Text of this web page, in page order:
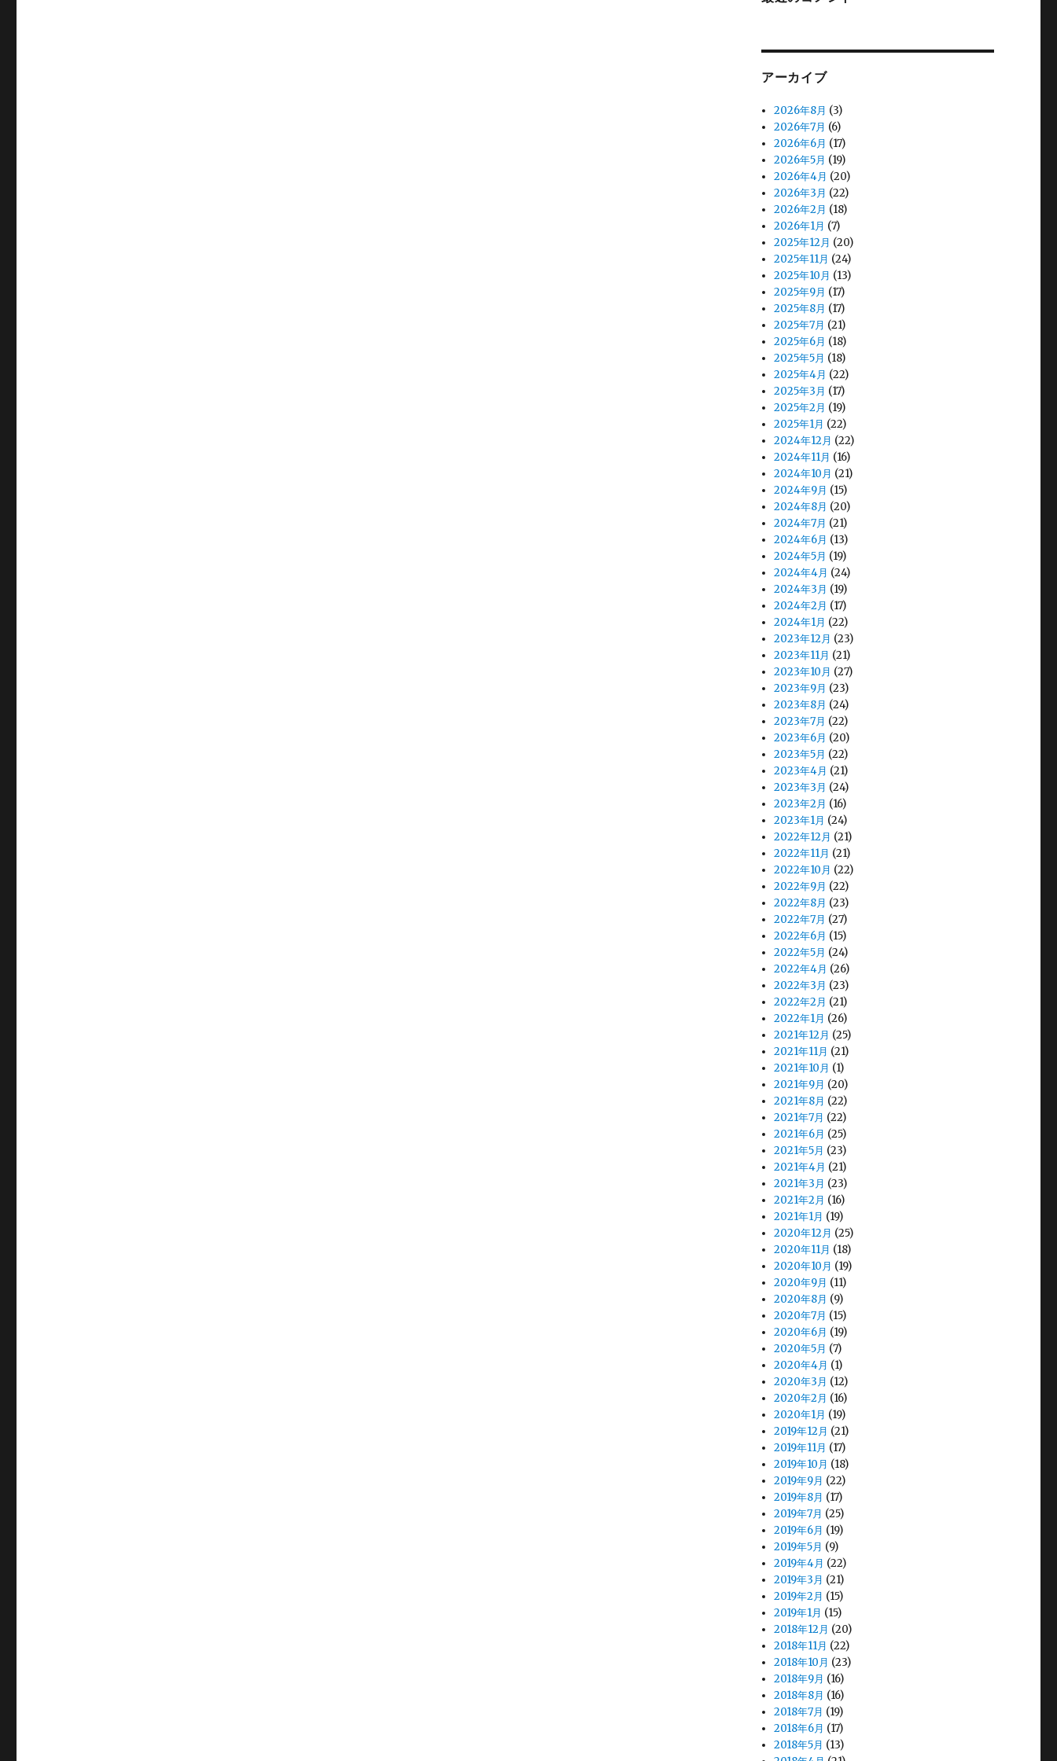
アーカイブ
2026年8月 (3)
2026年7月 (6)
2026年6月 (17)
2026年5月 (19)
2026年4月 (20)
2026年3月 (22)
2026年2月 (18)
2026年1月 (7)
2025年12月 (20)
2025年11月 (24)
2025年10月 (13)
2025年9月 (17)
2025年8月 (17)
2025年7月 (21)
2025年6月 (18)
2025年5月 (18)
2025年4月 (22)
2025年3月 (17)
2025年2月 (19)
2025年1月 (22)
2024年12月 (22)
2024年11月 (16)
2024年10月 (21)
2024年9月 (15)
2024年8月 (20)
2024年7月 (21)
2024年6月 (13)
2024年5月 (19)
2024年4月 (24)
2024年3月 (19)
2024年2月 (17)
2024年1月 (22)
2023年12月 (23)
2023年11月 (21)
2023年10月 (27)
2023年9月 (23)
2023年8月 (24)
2023年7月 (22)
2023年6月 (20)
2023年5月 (22)
2023年4月 (21)
2023年3月 (24)
2023年2月 (16)
2023年1月 (24)
2022年12月 (21)
2022年11月 (21)
2022年10月 (22)
2022年9月 (22)
2022年8月 (23)
2022年7月 (27)
2022年6月 (15)
2022年5月 (24)
2022年4月 (26)
2022年3月 (23)
2022年2月 (21)
2022年1月 (26)
2021年12月 (25)
2021年11月 (21)
2021年10月 (1)
2021年9月 (20)
2021年8月 (22)
2021年7月 (22)
2021年6月 (25)
2021年5月 (23)
2021年4月 (21)
2021年3月 (23)
2021年2月 (16)
2021年1月 (19)
2020年12月 (25)
2020年11月 (18)
2020年10月 (19)
2020年9月 (11)
2020年8月 (9)
2020年7月 (15)
2020年6月 (19)
2020年5月 (7)
2020年4月 (1)
2020年3月 (12)
2020年2月 (16)
2020年1月 (19)
2019年12月 (21)
2019年11月 (17)
2019年10月 (18)
2019年9月 (22)
2019年8月 (17)
2019年7月 (25)
2019年6月 (19)
2019年5月 (9)
2019年4月 (22)
2019年3月 (21)
2019年2月 (15)
2019年1月 (15)
2018年12月 (20)
2018年11月 (22)
2018年10月 (23)
2018年9月 (16)
2018年8月 (16)
2018年7月 (19)
2018年6月 (17)
2018年5月 (13)